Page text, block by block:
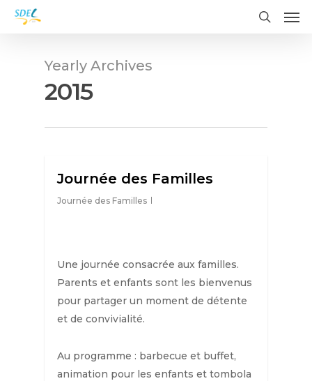
Skip
Yearly Archives
2015
Journée des Familles
Journée des Familles
Une journée consacrée aux familles.
Parents et enfants sont les bienvenus
pour partager un moment de détente
et de convivialité.
Au programme : barbecue et buffet,
animation pour les enfants et tombola